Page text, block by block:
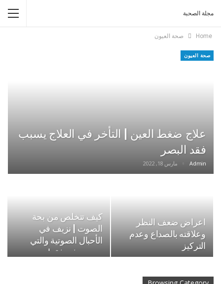
مجلة الصحبة
Home صحة العيون
صحة العيون
علاج ضغط العين | التأخر في العلاج يسبب
فقد البصر
Admin مارس 18, 2022
اعراض ضعف النظر
وعلاقته بالصداع وعدم
التركيز
كيف تتخلص من بحة
الصوت | نزيف في
الأحبال الصوتية والتي
تتسبب في فقدان…